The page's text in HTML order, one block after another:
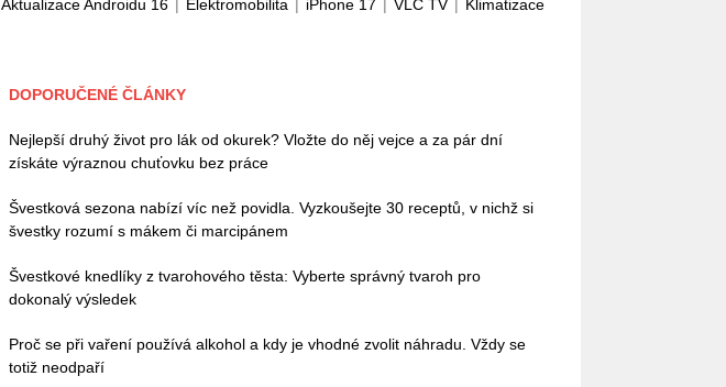
Aktualizace Androidu 16 | Elektromobilita | iPhone 17 | VLC TV | Klimatizace
DOPORUČENÉ ČLÁNKY
Nejlepší druhý život pro lák od okurek? Vložte do něj vejce a za pár dní
získáte výraznou chuťovku bez práce
Švestková sezona nabízí víc než povidla. Vyzkoušejte 30 receptů, v nichž si
švestky rozumí s mákem či marcipánem
Švestkové knedlíky z tvarohového těsta: Vyberte správný tvaroh pro
dokonalý výsledek
Proč se při vaření používá alkohol a kdy je vhodné zvolit náhradu. Vždy se
totiž neodpaří